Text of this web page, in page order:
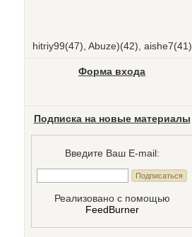
hitriy99(47) Abuze)(42) aishe7(41)
Форма входа
Подписка на новые материалы
Введите Ваш E-mail:
Реализовано с помощью
FeedBurner